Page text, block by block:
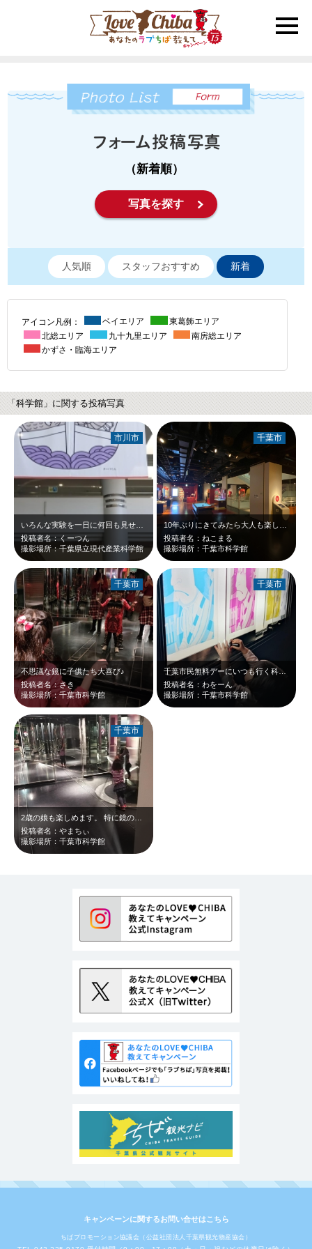
toggle
（新着順）
写真を探す
人気順 スタッフおすすめ 新着
アイコン凡例： ベイエリア
東葛飾エリア
北総エリア
九十九里エリア
南房総エリア
かずさ・臨海エリア
「科学館」に関する投稿写真
いろんな実験を一日に何回も見せてくれてとても勉強になりました。
投稿者名：くーつん
撮影場所：千葉県立現代産業科学館
市川市
投稿者名：ねこまる
撮影場所：千葉市科学館
千葉市
不思議な鏡に子供たち大喜び♪
投稿者名：さき
撮影場所：千葉市科学館
千葉市
千葉市民無料デーにいつも行く科学館へ。2歳児でも楽しめる施設。
投稿者名：わをーん
撮影場所：千葉市科学館
千葉市
2歳の娘も楽しめます。 特に鏡の部屋がお気に入り。 他にも車の模型に乗った…
投稿者名：やまちぃ
撮影場所：千葉市科学館
千葉市
キャンペーンに関するお問い合せはこちら
ちばプロモーション協議会（公益社団法人千葉県観光物産協会）